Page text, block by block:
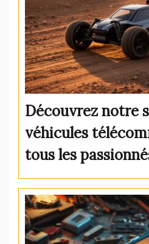
Découvrez notre
véhicules
tous les